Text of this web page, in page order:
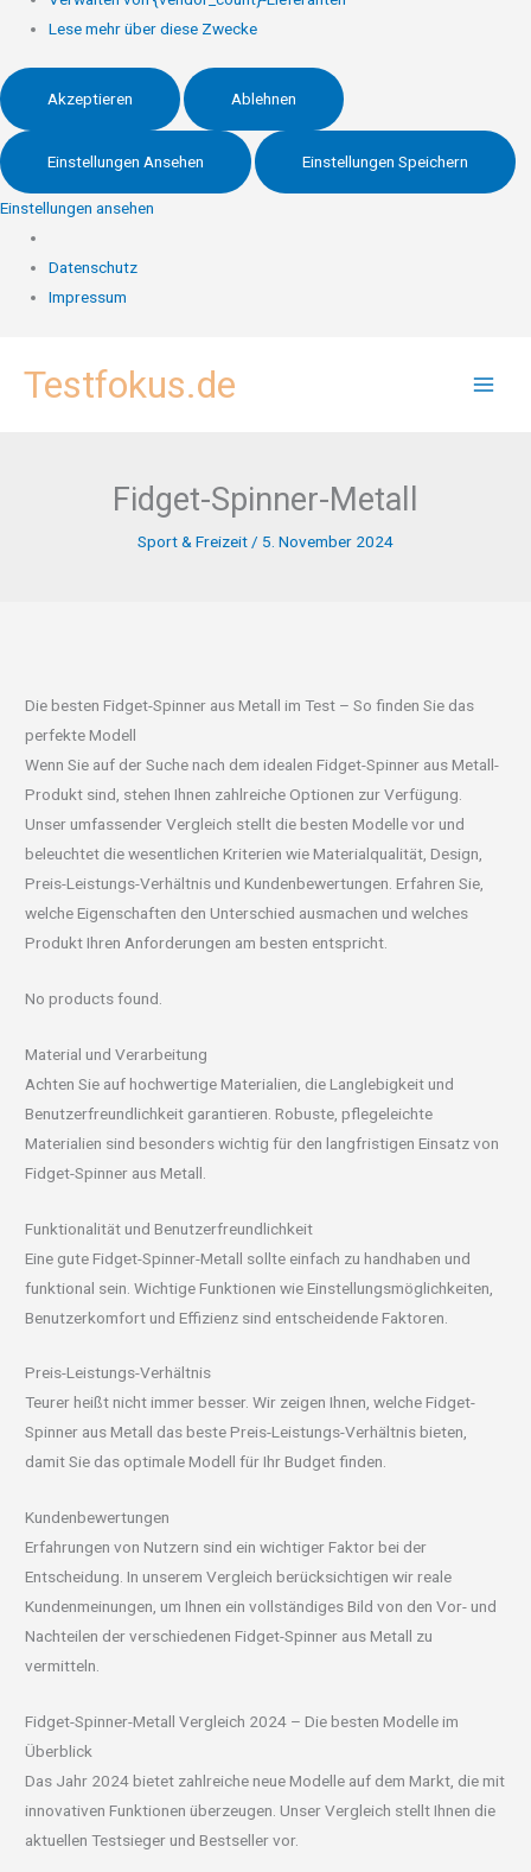
Lese mehr über diese Zwecke
Akzeptieren Ablehnen
Einstellungen Ansehen Einstellungen Speichern
Einstellungen ansehen
Datenschutz
Impressum
InhaltTestfokus.de
Fidget-Spinner-Metall
Sport & Freizeit / 5. November 2024
Die besten Fidget-Spinner aus Metall im Test – So finden Sie das
perfekte Modell
Wenn Sie auf der Suche nach dem idealen Fidget-Spinner aus Metall-
Produkt sind, stehen Ihnen zahlreiche Optionen zur Verfügung.
Unser umfassender Vergleich stellt die besten Modelle vor und
beleuchtet die wesentlichen Kriterien wie Materialqualität, Design,
Preis-Leistungs-Verhältnis und Kundenbewertungen. Erfahren Sie,
welche Eigenschaften den Unterschied ausmachen und welches
Produkt Ihren Anforderungen am besten entspricht.
No products found.
Material und Verarbeitung
Achten Sie auf hochwertige Materialien, die Langlebigkeit und
Benutzerfreundlichkeit garantieren. Robuste, pflegeleichte
Materialien sind besonders wichtig für den langfristigen Einsatz von
Fidget-Spinner aus Metall.
Funktionalität und Benutzerfreundlichkeit
Eine gute Fidget-Spinner-Metall sollte einfach zu handhaben und
funktional sein. Wichtige Funktionen wie Einstellungsmöglichkeiten,
Benutzerkomfort und Effizienz sind entscheidende Faktoren.
Preis-Leistungs-Verhältnis
Teurer heißt nicht immer besser. Wir zeigen Ihnen, welche Fidget-
Spinner aus Metall das beste Preis-Leistungs-Verhältnis bieten,
damit Sie das optimale Modell für Ihr Budget finden.
Kundenbewertungen
Erfahrungen von Nutzern sind ein wichtiger Faktor bei der
Entscheidung. In unserem Vergleich berücksichtigen wir reale
Kundenmeinungen, um Ihnen ein vollständiges Bild von den Vor- und
Nachteilen der verschiedenen Fidget-Spinner aus Metall zu
vermitteln.
Fidget-Spinner-Metall Vergleich 2024 – Die besten Modelle im
Überblick
Das Jahr 2024 bietet zahlreiche neue Modelle auf dem Markt, die mit
innovativen Funktionen überzeugen. Unser Vergleich stellt Ihnen die
aktuellen Testsieger und Bestseller vor.